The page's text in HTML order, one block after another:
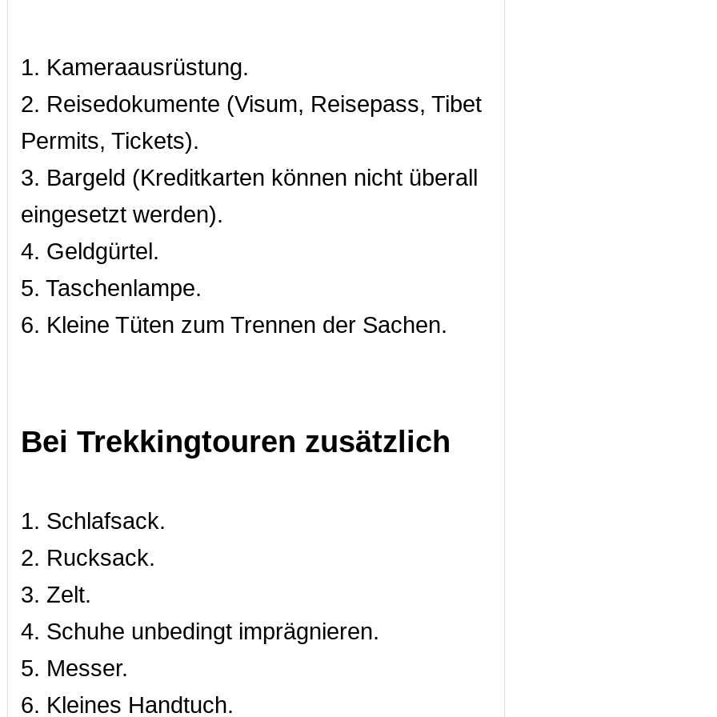
1. Kameraausrüstung.
2. Reisedokumente (Visum, Reisepass, Tibet
Permits, Tickets).
3. Bargeld (Kreditkarten können nicht überall
eingesetzt werden).
4. Geldgürtel.
5. Taschenlampe.
6. Kleine Tüten zum Trennen der Sachen.
Bei Trekkingtouren zusätzlich
1. Schlafsack.
2. Rucksack.
3. Zelt.
4. Schuhe unbedingt imprägnieren.
5. Messer.
6. Kleines Handtuch.